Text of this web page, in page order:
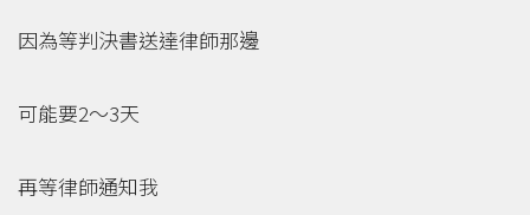
因為等判決書送達律師那邊
可能要2～3天
再等律師通知我